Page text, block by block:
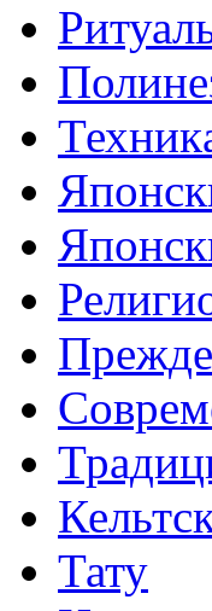
Прежде
Тату